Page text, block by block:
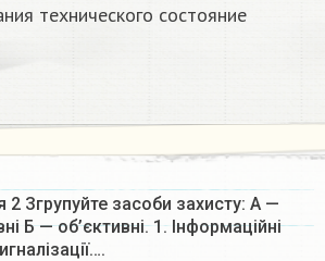
технического состояние
2 Згрупуйте засоби захисту: А —
Б — об’єктивні. 1. Інформаційні